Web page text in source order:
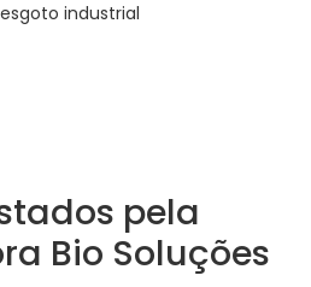
industrial
pela
Bio Soluções